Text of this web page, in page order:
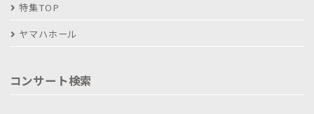
特集TOP
ヤマハホール
コンサート検索